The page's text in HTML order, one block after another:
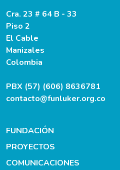
Cra. 23 # 64 B - 33
Piso 2
El Cable
Manizales
Colombia
PBX (57) (606) 8636781
contacto@funluker.org.co
FUNDACIÓN
PROYECTOS
COMUNICACIONES